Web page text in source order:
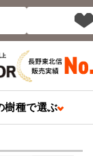
上
樹種で選ぶ